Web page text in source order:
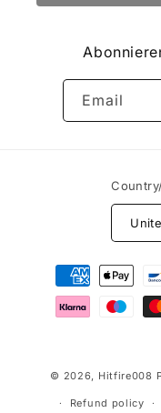
Email
Payment
methods
© 2026, Hitfire008
Refund policy